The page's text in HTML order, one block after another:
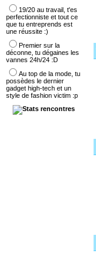
19/20 au travail, t'es
perfectionniste et tout ce
que tu entreprends est
une réussite :)
Premier sur la
déconne, tu dégaines les
vannes 24h/24 :D
Au top de la mode, tu
possèdes le dernier
gadget high-tech et un
style de fashion victim :p